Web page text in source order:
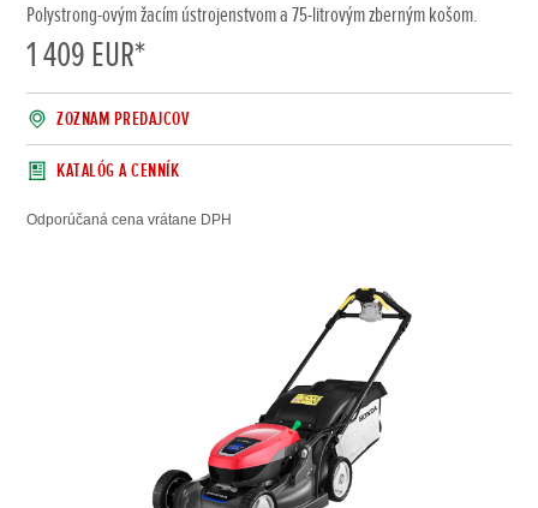
Polystrong-ovým žacím ústrojenstvom a 75-litrovým zberným košom.
1 409 EUR*
ZOZNAM PREDAJCOV
KATALÓG A CENNÍK
Odporúčaná cena vrátane DPH